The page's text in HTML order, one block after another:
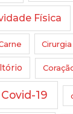
Física
Covid-19